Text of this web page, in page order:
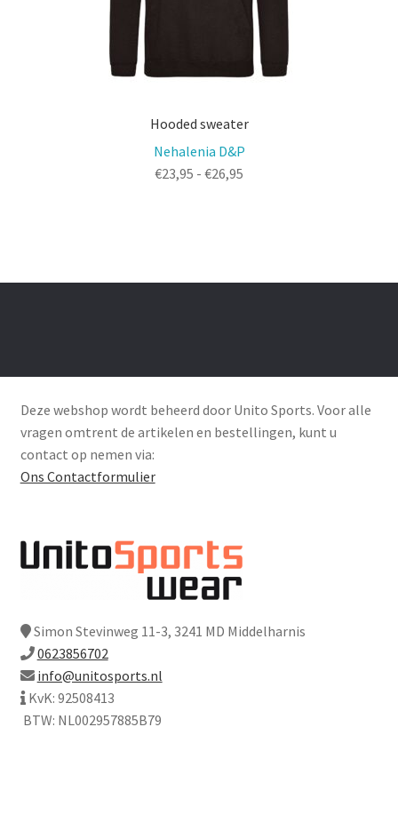
Hooded sweater
Nehalenia D&P
€23,95 - €26,95
Deze webshop wordt beheerd door Unito Sports. Voor alle
vragen omtrent de artikelen en bestellingen, kunt u
contact op nemen via:
Ons Contactformulier
Simon Stevinweg 11-3, 3241 MD Middelharnis
0623856702
info@unitosports.nl
KvK: 92508413
BTW: NL002957885B79